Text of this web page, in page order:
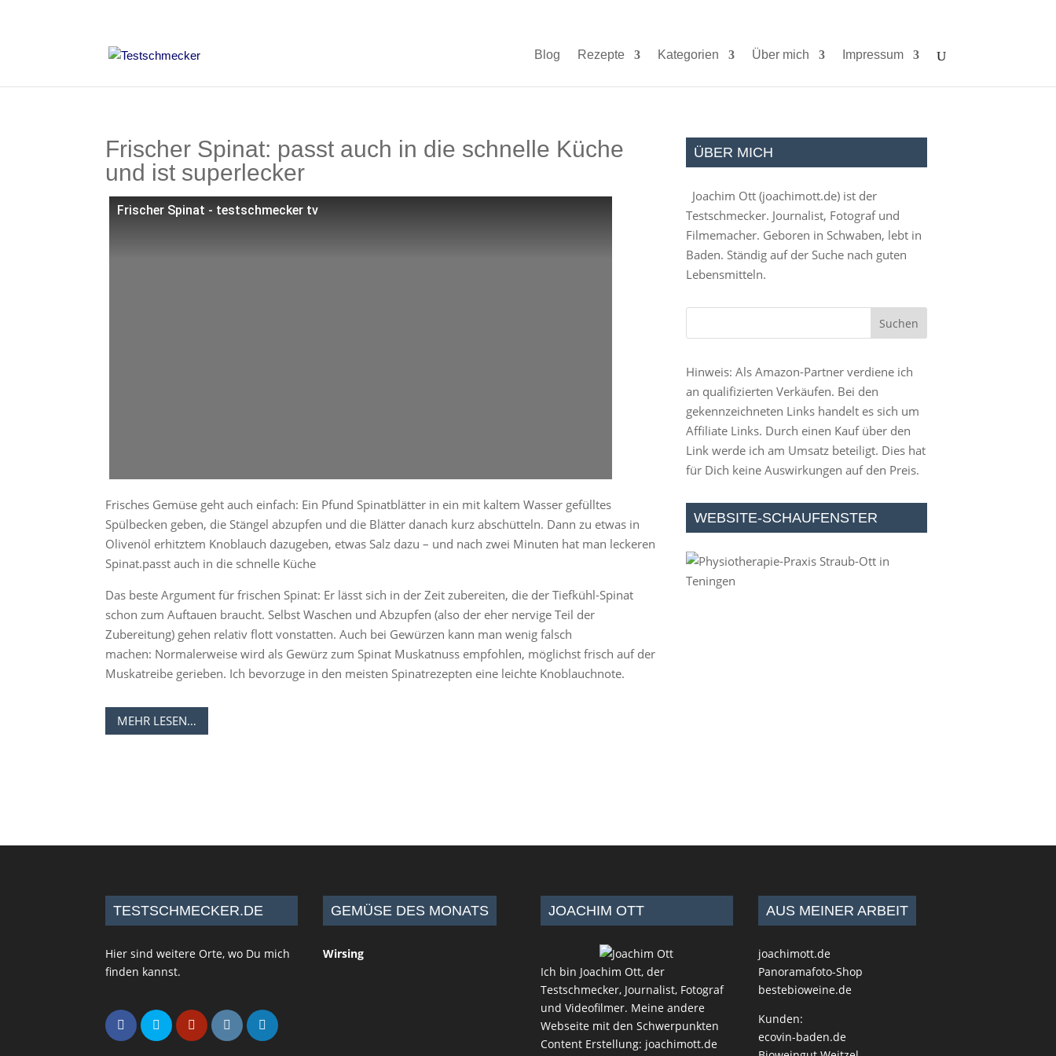
Blog Rezepte Kategorien Über mich Impressum
Frischer Spinat: passt auch in die schnelle Küche
und ist superlecker
Frischer Spinat - testschmecker tv
Frisches Gemüse geht auch einfach: Ein Pfund Spinatblätter in ein mit kaltem Wasser gefülltes
Spülbecken geben, die Stängel abzupfen und die Blätter danach kurz abschütteln. Dann zu etwas in
Olivenöl erhitztem Knoblauch dazugeben, etwas Salz dazu – und nach zwei Minuten hat man leckeren
Spinat.passt auch in die schnelle Küche
Das beste Argument für frischen Spinat: Er lässt sich in der Zeit zubereiten, die der Tiefkühl-Spinat
schon zum Auftauen braucht. Selbst Waschen und Abzupfen (also der eher nervige Teil der
Zubereitung) gehen relativ flott vonstatten. Auch bei Gewürzen kann man wenig falsch
machen: Normalerweise wird als Gewürz zum Spinat Muskatnuss empfohlen, möglichst frisch auf der
Muskatreibe gerieben. Ich bevorzuge in den meisten Spinatrezepten eine leichte Knoblauchnote.
MEHR LESEN…
ÜBER MICH
Joachim Ott (joachimott.de) ist der
Testschmecker. Journalist, Fotograf und
Filmemacher. Geboren in Schwaben, lebt in
Baden. Ständig auf der Suche nach guten
Lebensmitteln.
Hinweis: Als Amazon-Partner verdiene ich
an qualifizierten Verkäufen. Bei den
gekennzeichneten Links handelt es sich um
Affiliate Links. Durch einen Kauf über den
Link werde ich am Umsatz beteiligt. Dies hat
für Dich keine Auswirkungen auf den Preis.
WEBSITE-SCHAUFENSTER
TESTSCHMECKER.DE
Hier sind weitere Orte, wo Du mich
finden kannst.
GEMÜSE DES MONATS
Wirsing
JOACHIM OTT
Ich bin Joachim Ott, der
Testschmecker, Journalist, Fotograf
und Videofilmer. Meine andere
Webseite mit den Schwerpunkten
Content Erstellung: joachimott.de
AUS MEINER ARBEIT
joachimott.de
Panoramafoto-Shop
bestebioweine.de
Kunden:
ecovin-baden.de